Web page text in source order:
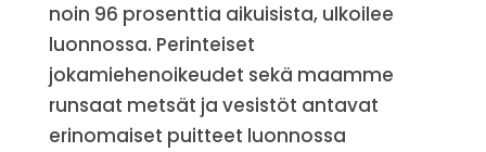
noin 96 prosenttia aikuisista, ulkoilee
luonnossa. Perinteiset
jokamiehenoikeudet sekä maamme
runsaat metsät ja vesistöt antavat
erinomaiset puitteet luonnossa